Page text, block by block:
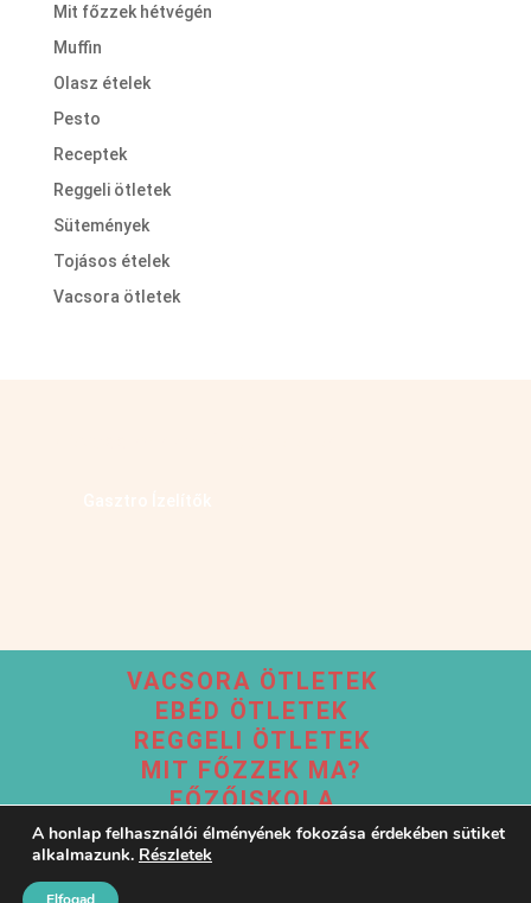
Mit főzzek hétvégén
Muffin
Olasz ételek
Pesto
Receptek
Reggeli ötletek
Sütemények
Tojásos ételek
Vacsora ötletek
VACSORA ÖTLETEK
EBÉD ÖTLETEK
REGGELI ÖTLETEK
MIT FŐZZEK MA?
FŐZŐISKOLA
A honlap felhasználói élményének fokozása érdekében sütiket
alkalmazunk. Részletek